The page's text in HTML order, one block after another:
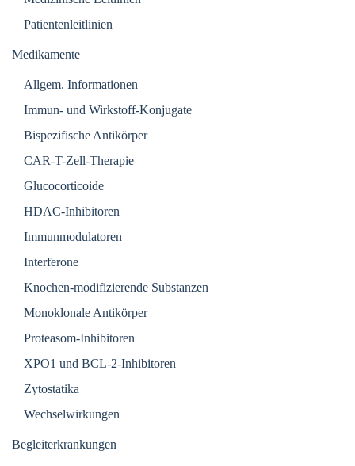
Patientenleitlinien
Medikamente
Allgem. Informationen
Immun- und Wirkstoff-Konjugate
Bispezifische Antikörper
CAR-T-Zell-Therapie
Glucocorticoide
HDAC-Inhibitoren
Immunmodulatoren
Interferone
Knochen-modifizierende Substanzen
Monoklonale Antikörper
Proteasom-Inhibitoren
XPO1 und BCL-2-Inhibitoren
Zytostatika
Wechselwirkungen
Begleiterkrankungen